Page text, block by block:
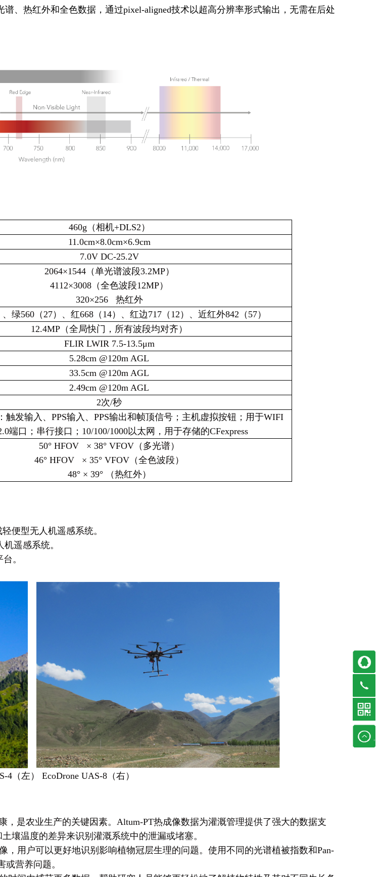
、热红外和全色数据，通过pixel-aligned技术以超高分辨率形式输出，无需在后处
460g （相机+DLS2）
11.0cm×8.0cm×6.9cm
7.0V DC-25.2V
2064×1544（单光谱波段3.2MP）
4112×3008（全色波段12MP）
320×256 热红外
绿560（27）、红668（14）、红边717（12）、近红外842（57）
12.4MP （全局快门，所有波段均对齐）
FLIR LWIR 7.5-13.5μm
5.28cm @120m AGL
33.5cm @120m AGL
2.49cm @120m AGL
2次/秒
触发输入、PPS输入、PPS输出和帧顶信号；主机虚拟按钮；用于WIFI
端口；串行接口；10/100/1000以太网，用于存储的CFexpress
50° HFOV × 38° VFOV（多光谱）
46° HFOV × 35° VFOV（全色波段）
48° × 39° （热红外）
便型无人机遥感系统。
遥感系统。
。
4（左） EcoDrone UAS-8（右）
，是农业生产的关键因素。Altum-PT热成像数据为灌溉管理提供了强大的数据支
壤温度的差异来识别灌溉系统中的泄漏或堵塞。
，用户可以更好地识别影响植物冠层生理的问题。使用不同的光谱植被指数和Pan-
营养问题。